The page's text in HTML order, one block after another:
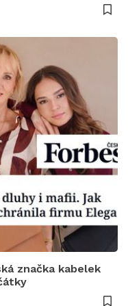
značka kabelek